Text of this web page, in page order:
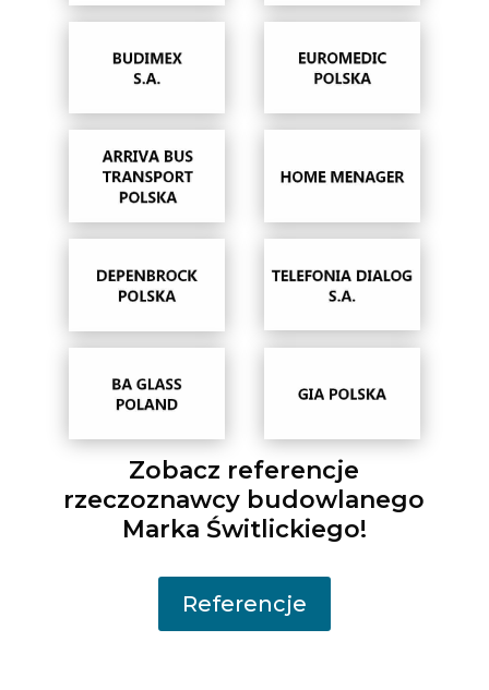
Zobacz referencje
rzeczoznawcy budowlanego
Marka Świtlickiego!
Referencje